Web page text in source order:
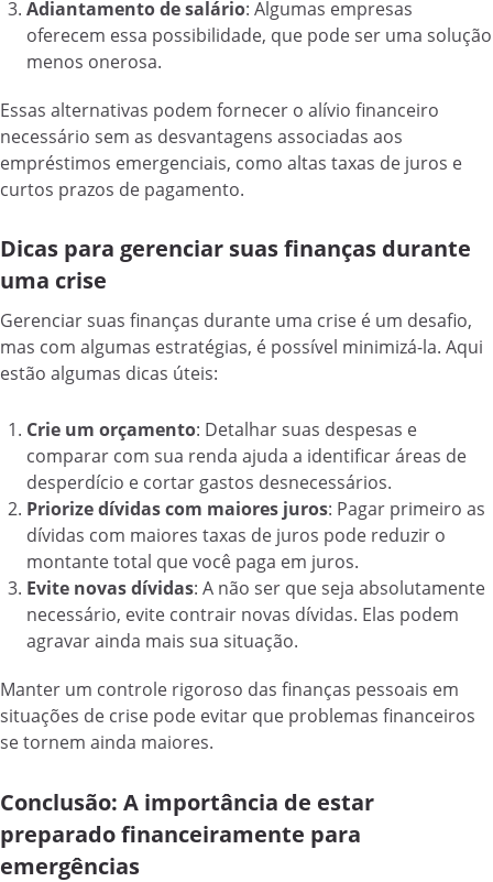
Adiantamento de salário: Algumas empresas
oferecem essa possibilidade, que pode ser uma solução
menos onerosa.
Essas alternativas podem fornecer o alívio financeiro
necessário sem as desvantagens associadas aos
empréstimos emergenciais, como altas taxas de juros e
curtos prazos de pagamento.
Dicas para gerenciar suas finanças durante
uma crise
Gerenciar suas finanças durante uma crise é um desafio,
mas com algumas estratégias, é possível minimizá-la. Aqui
estão algumas dicas úteis:
Crie um orçamento: Detalhar suas despesas e
comparar com sua renda ajuda a identificar áreas de
desperdício e cortar gastos desnecessários.
Priorize dívidas com maiores juros: Pagar primeiro as
dívidas com maiores taxas de juros pode reduzir o
montante total que você paga em juros.
Evite novas dívidas: A não ser que seja absolutamente
necessário, evite contrair novas dívidas. Elas podem
agravar ainda mais sua situação.
Manter um controle rigoroso das finanças pessoais em
situações de crise pode evitar que problemas financeiros
se tornem ainda maiores.
Conclusão: A importância de estar
preparado financeiramente para
emergências